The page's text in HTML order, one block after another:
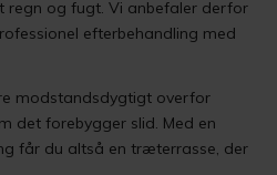
og fugt. Vi anbefaler derfor
efterbehandling med
modstandsdygtigt overfor
det forebygger slid. Med en
får du altså en træterrasse, der